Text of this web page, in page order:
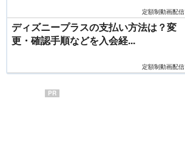
定額制動画配信
ディズニープラスの支払い方法は？変
更・確認手順などを入会経...
定額制動画配信
PR